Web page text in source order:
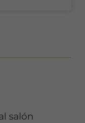
salón